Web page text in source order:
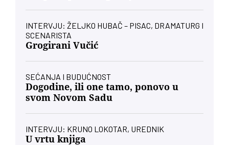
INTERVJU: ŽELJKO HUBAČ – PISAC, DRAMATURG I
SCENARISTA
Grogirani Vučić
SEĆANJA I BUDUĆNOST
Dogodine, ili one tamo, ponovo u
svom Novom Sadu
INTERVJU: KRUNO LOKOTAR, UREDNIK
U vrtu knjiga